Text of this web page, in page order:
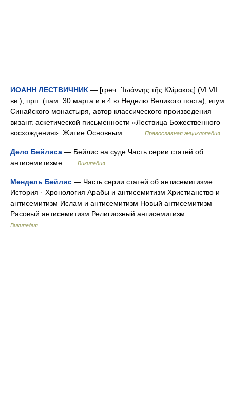
ИОАНН ЛЕСТВИЧНИК — [греч. ᾿Ιωάννης τῆς Κλίμακος] (VI VII
вв.), прп. (пам. 30 марта и в 4 ю Неделю Великого поста), игум.
Синайского монастыря, автор классического произведения
визант. аскетической письменности «Лествица Божественного
восхождения». Житие Основным… …
Православная энциклопедия
Дело Бейлиса — Бейлис на суде Часть серии статей об
антисемитизме …
Википедия
Мендель Бейлис — Часть серии статей об антисемитизме
История · Хронология Арабы и антисемитизм Христианство и
антисемитизм Ислам и антисемитизм Новый антисемитизм
Расовый антисемитизм Религиозный антисемитизм …
Википедия